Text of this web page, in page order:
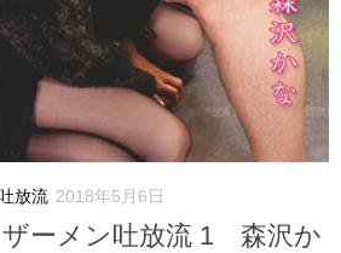
放流 2018年5月6日
ーメン吐放流 1 森沢か